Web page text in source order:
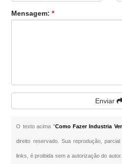
Mensagem:*
Enviar
O texto acima "Como Fazer Industria
direito reservado. Sua reprodução,
links, é proibida sem a autorização do